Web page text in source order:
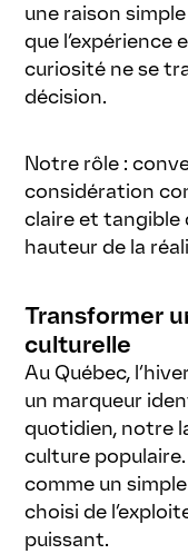
une raison
que l’expérience
curiosité ne se
décision.
Notre rôle :
considération
claire et tangible
hauteur de la
Transformer
culturelle
Au Québec,
un marqueur
quotidien, notre
culture
comme un
choisi de
puissant.